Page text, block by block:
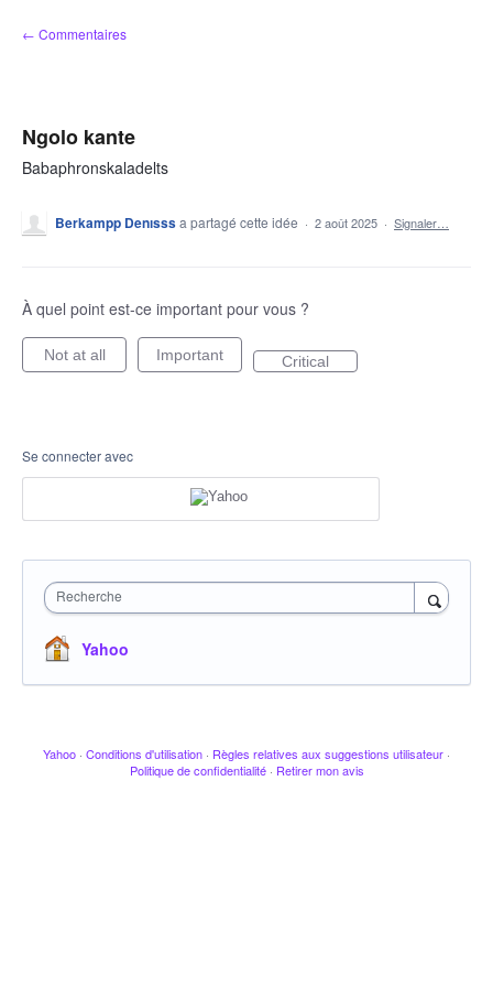
Aller
au
← Commentaires
Ngolo kante
Babaphronskaladelts
Berkampp Denısssa partagé cette idée · 2 août 2025 · Signaler…
À quel point est-ce important pour vous ?
Not at all Important Critical
Se connecter avec
Recherche
Yahoo
Yahoo · Conditions d'utilisation · Règles relatives aux suggestions utilisateur ·
Politique de confidentialité · Retirer mon avis